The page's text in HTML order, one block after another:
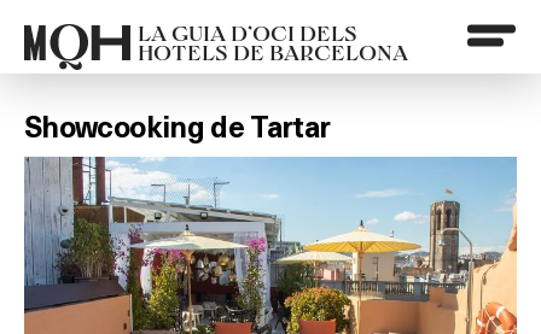
LA GUIA D’OCI DELS
HOTELS DE BARCELONA
Showcooking de Tartar